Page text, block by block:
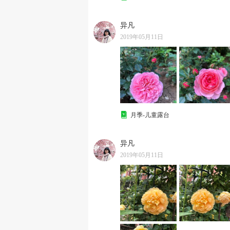
异凡
2019年05月11日
月季-儿童露台
异凡
2019年05月11日